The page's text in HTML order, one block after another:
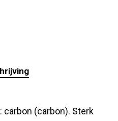
carbon (carbon). Sterk